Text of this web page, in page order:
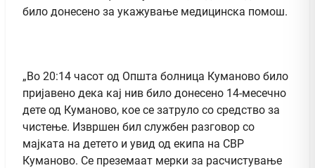
било донесено за укажување медицинска помош.
„Во 20:14 часот од Општа болница Куманово било
пријавено дека кај нив било донесено 14-месечно
дете од Куманово, кое се затруло со средство за
чистење. Извршен бил службен разговор со
мајката на детето и увид од екипа на СВР
Куманово. Се преземаат мерки за расчистување